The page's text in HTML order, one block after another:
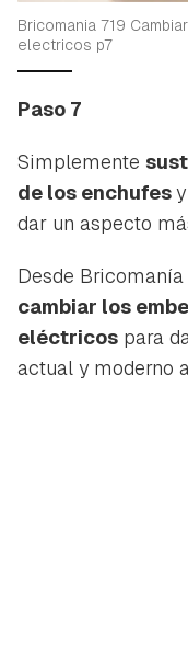
Bricomania 719
electricos p7
Paso 7
Simplemente
de los enchufes
dar un aspecto
Desde
cambiar los
eléctricos para
actual y moderno